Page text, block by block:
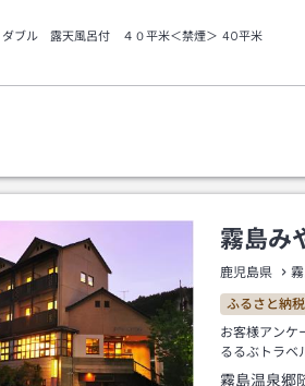
ダブル 露天風呂付 ４０平米＜禁煙＞ 40平米
霧島み
鹿児島県
ふるさと納
お客様アンケ
るるぶトラベ
霧島温泉郷